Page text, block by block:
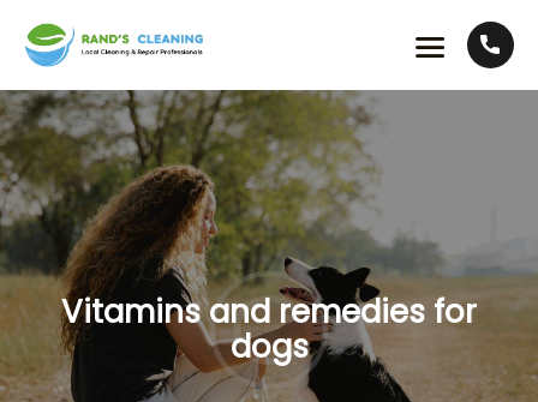
Vitamins and remedies for
dogs